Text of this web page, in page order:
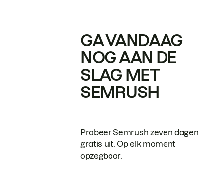
GA VANDAAG
NOG AAN DE
SLAG MET
SEMRUSH
Probeer Semrush zeven dagen
gratis uit. Op elk moment
opzegbaar.